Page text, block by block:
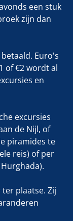
een stuk
zijn dan
Euro's
of €2 wordt al
en
excursies
de Nijl, of
piramides te
reis) of per
plaatse. Zij